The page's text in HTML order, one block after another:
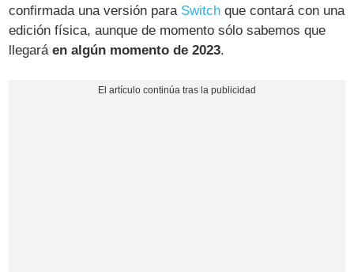
confirmada una versión para Switch que contará con una
edición física, aunque de momento sólo sabemos que
llegaráen algún momento de 2023.